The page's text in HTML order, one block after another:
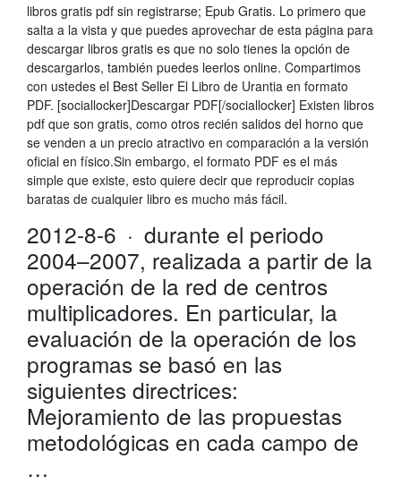
libros gratis pdf sin registrarse; Epub Gratis. Lo primero que
salta a la vista y que puedes aprovechar de esta página para
descargar libros gratis es que no solo tienes la opción de
descargarlos, también puedes leerlos online. Compartimos
con ustedes el Best Seller El Libro de Urantia en formato
PDF. [sociallocker]Descargar PDF[/sociallocker] Existen libros
pdf que son gratis, como otros recién salidos del horno que
se venden a un precio atractivo en comparación a la versión
oficial en físico.Sin embargo, el formato PDF es el más
simple que existe, esto quiere decir que reproducir copias
baratas de cualquier libro es mucho más fácil.
2012-8-6 · durante el periodo
2004–2007, realizada a partir de la
operación de la red de centros
multiplicadores. En particular, la
evaluación de la operación de los
programas se basó en las
siguientes directrices:
Mejoramiento de las propuestas
metodológicas en cada campo de
…